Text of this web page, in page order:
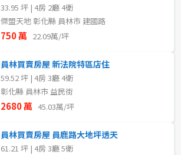
33.95 坪 | 4房 2廳 4衛
傑盟天地 彰化縣 員林市 建國路
750 萬 22.09萬/坪
員林買賣房屋 新法院特區店住
59.52 坪 | 4房 3廳 4衛
彰化縣 員林市 益民街
2680 萬 45.03萬/坪
員林買賣房屋 員鹿路大地坪透天
61.21 坪 | 4房 3廳 5衛